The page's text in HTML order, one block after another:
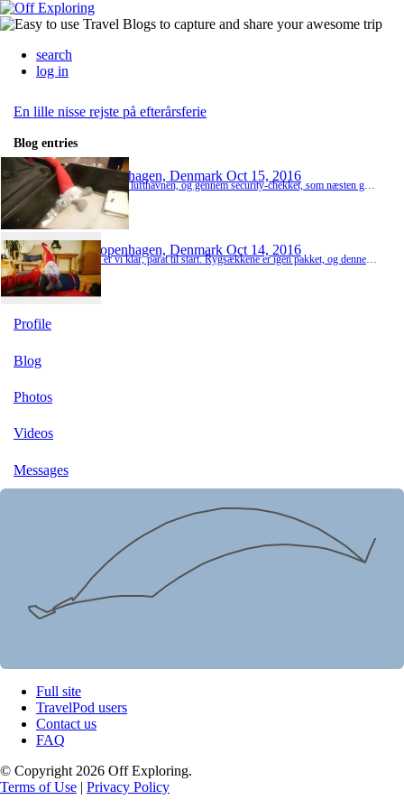
search
log in
En lille nisse rejste på efterårsferie
Blog entries
Copenhagen, Denmark Oct 15, 2016
Copenhagen, Denmark Oct 14, 2016
Så er vi klar, parat til start. Rygsækkene er igen pakket, og denne gang går turen til the United States of America. Nu er der kun en lille nattesøvn, før turen går til lufthavnen. Og selvfølgelig er nissen igen taget med (Også selvom den lå godt gemt på loftet)
Profile
Blog
Photos
Videos
Messages
Full site
TravelPod users
Contact us
FAQ
© Copyright 2026 Off Exploring.
Terms of Use | Privacy Policy